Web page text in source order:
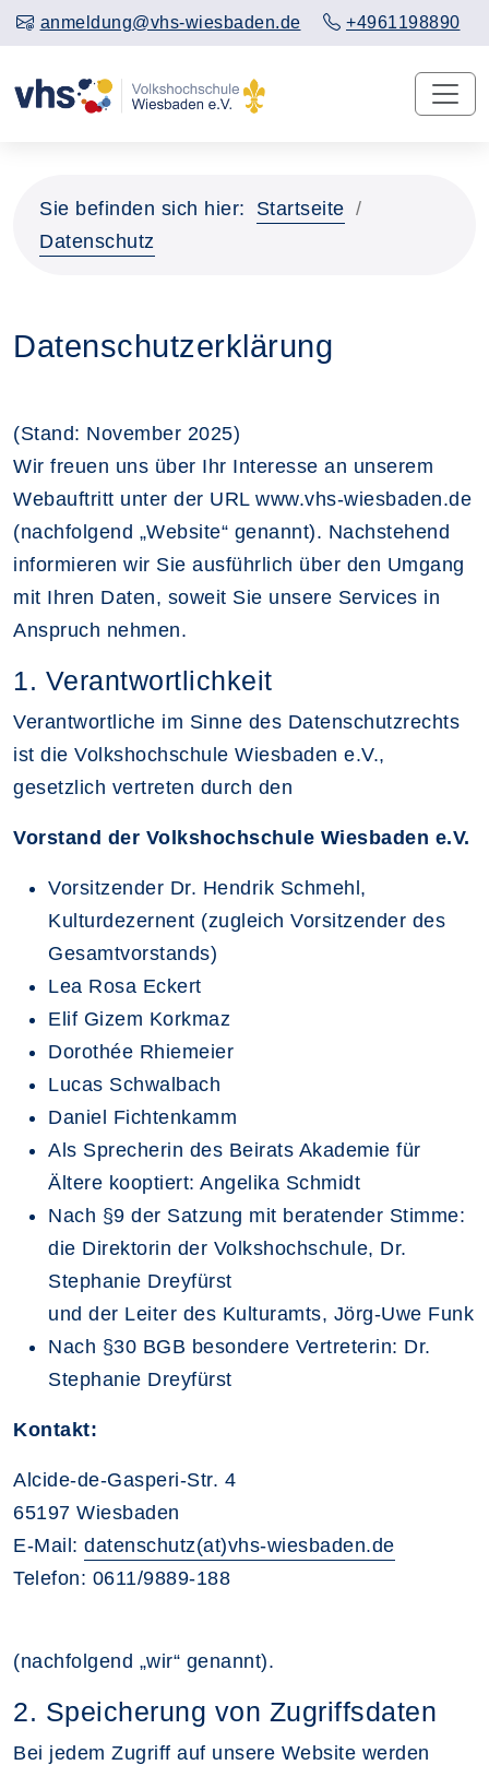
anmeldung@vhs-wiesbaden.de +4961198890
Sie befinden sich hier:
Startseite
Datenschutz
Datenschutzerklärung
(Stand: November 2025)
Wir freuen uns über Ihr Interesse an unserem
Webauftritt unter der URL www.vhs-wiesbaden.de
(nachfolgend „Website“ genannt). Nachstehend
informieren wir Sie ausführlich über den Umgang
mit Ihren Daten, soweit Sie unsere Services in
Anspruch nehmen.
1. Verantwortlichkeit
Verantwortliche im Sinne des Datenschutzrechts
ist die Volkshochschule Wiesbaden e.V.,
gesetzlich vertreten durch den
Vorstand der Volkshochschule Wiesbaden e.V.
Vorsitzender Dr. Hendrik Schmehl,
Kulturdezernent (zugleich Vorsitzender des
Gesamtvorstands)
Lea Rosa Eckert
Elif Gizem Korkmaz
Dorothée Rhiemeier
Lucas Schwalbach
Daniel Fichtenkamm
Als Sprecherin des Beirats Akademie für
Ältere kooptiert: Angelika Schmidt
Nach §9 der Satzung mit beratender Stimme:
die Direktorin der Volkshochschule, Dr.
Stephanie Dreyfürst
und der Leiter des Kulturamts, Jörg-Uwe Funk
Nach §30 BGB besondere Vertreterin: Dr.
Stephanie Dreyfürst
Kontakt:
Alcide-de-Gasperi-Str. 4
65197 Wiesbaden
E-Mail: datenschutz(at)vhs-wiesbaden.de
Telefon: 0611/9889-188
(nachfolgend „wir“ genannt).
2. Speicherung von Zugriffsdaten
Bei jedem Zugriff auf unsere Website werden